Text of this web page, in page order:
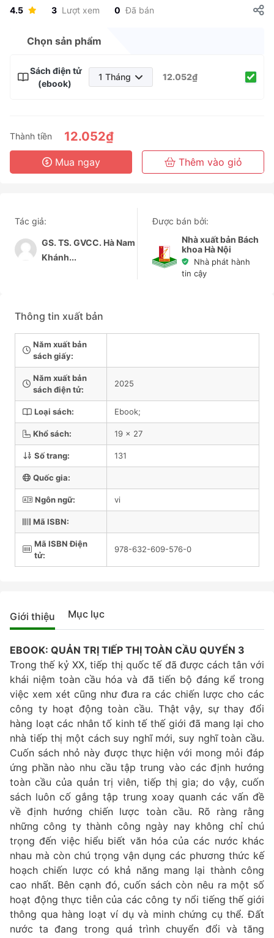
4.5 3 Lượt xem 0 Đã bán
Chọn sản phẩm
Sách điện tử
(ebook)
1 Tháng
6 Tháng
3 Năm
12.052₫
Thành tiền 12.052₫
Mua ngay Thêm vào giỏ
Tác giả:
GS. TS. GVCC. Hà Nam
Khánh...
Được bán bởi:
Nhà xuất bản Bách
khoa Hà Nội
Nhà phát hành
tin cậy
Thông tin xuất bản
Năm xuất bản
sách giấy:
Năm xuất bản
sách điện tử:
2025
Loại sách: Ebook;
Khổ sách: 19 x 27
Số trang: 131
Quốc gia:
Ngôn ngữ: vi
Mã ISBN:
Mã ISBN Điện
tử:
978-632-609-576-0
Giới thiệu Mục lục
EBOOK: QUẢN TRỊ TIẾP THỊ TOÀN CẦU QUYỂN 3
Trong thế kỷ XX, tiếp thị quốc tế đã được cách tân với
khái niệm toàn cầu hóa và đã tiến bộ đáng kể trong
việc xem xét cũng như đưa ra các chiến lược cho các
công ty hoạt động toàn cầu. Thật vậy, sự thay đổi
hàng loạt các nhân tố kinh tế thế giới đã mang lại cho
nhà tiếp thị một cách suy nghĩ mới, suy nghĩ toàn cầu.
Cuốn sách nhỏ này được thực hiện với mong mỏi đáp
ứng phần nào nhu cầu tập trung vào các định hướng
toàn cầu của quản trị viên, tiếp thị gia; do vậy, cuốn
sách luôn cố gắng tập trung xoay quanh các vấn đề
về định hướng chiến lược toàn cầu. Rõ ràng rằng
những công ty thành công ngày nay không chỉ chú
trọng đến việc hiểu biết văn hóa của các nước khác
nhau mà còn chú trọng vận dụng các phương thức kế
hoạch chiến lược có khả năng mang lại thành công
cao nhất. Bên cạnh đó, cuốn sách còn nêu ra một số
hoạt động thực tiễn của các công ty nổi tiếng thế giới
thông qua hàng loạt ví dụ và minh chứng cụ thể. Đất
nước ta đang trong quá trình chuyển đổi và tăng